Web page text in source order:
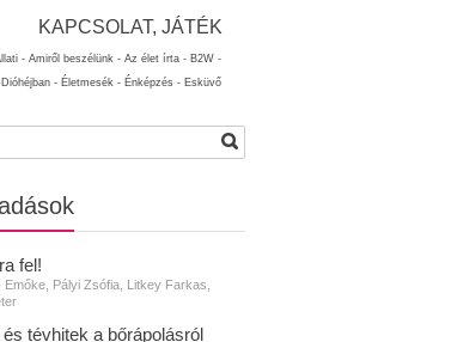
KAPCSOLAT, JÁTÉK
- Amiről beszélünk - Az élet írta - B2W -
Dióhéjban - Életmesék - Énképzés - Esküvő
fel!
Emőke, Pályi Zsófia, Litkey Farkas,
tévhitek a bőrápolásról